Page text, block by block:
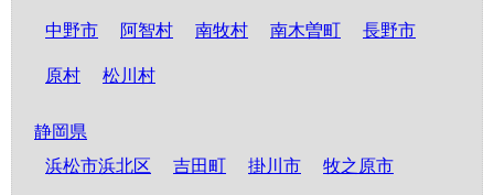
中野市 阿智村 南牧村 南木曽町 長野市
原村 松川村
静岡県
浜松市浜北区
吉田町 掛川市 牧之原市